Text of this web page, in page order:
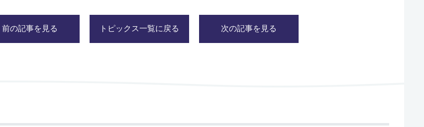
前の記事を見る トピックス一覧に戻る 次の記事を見る